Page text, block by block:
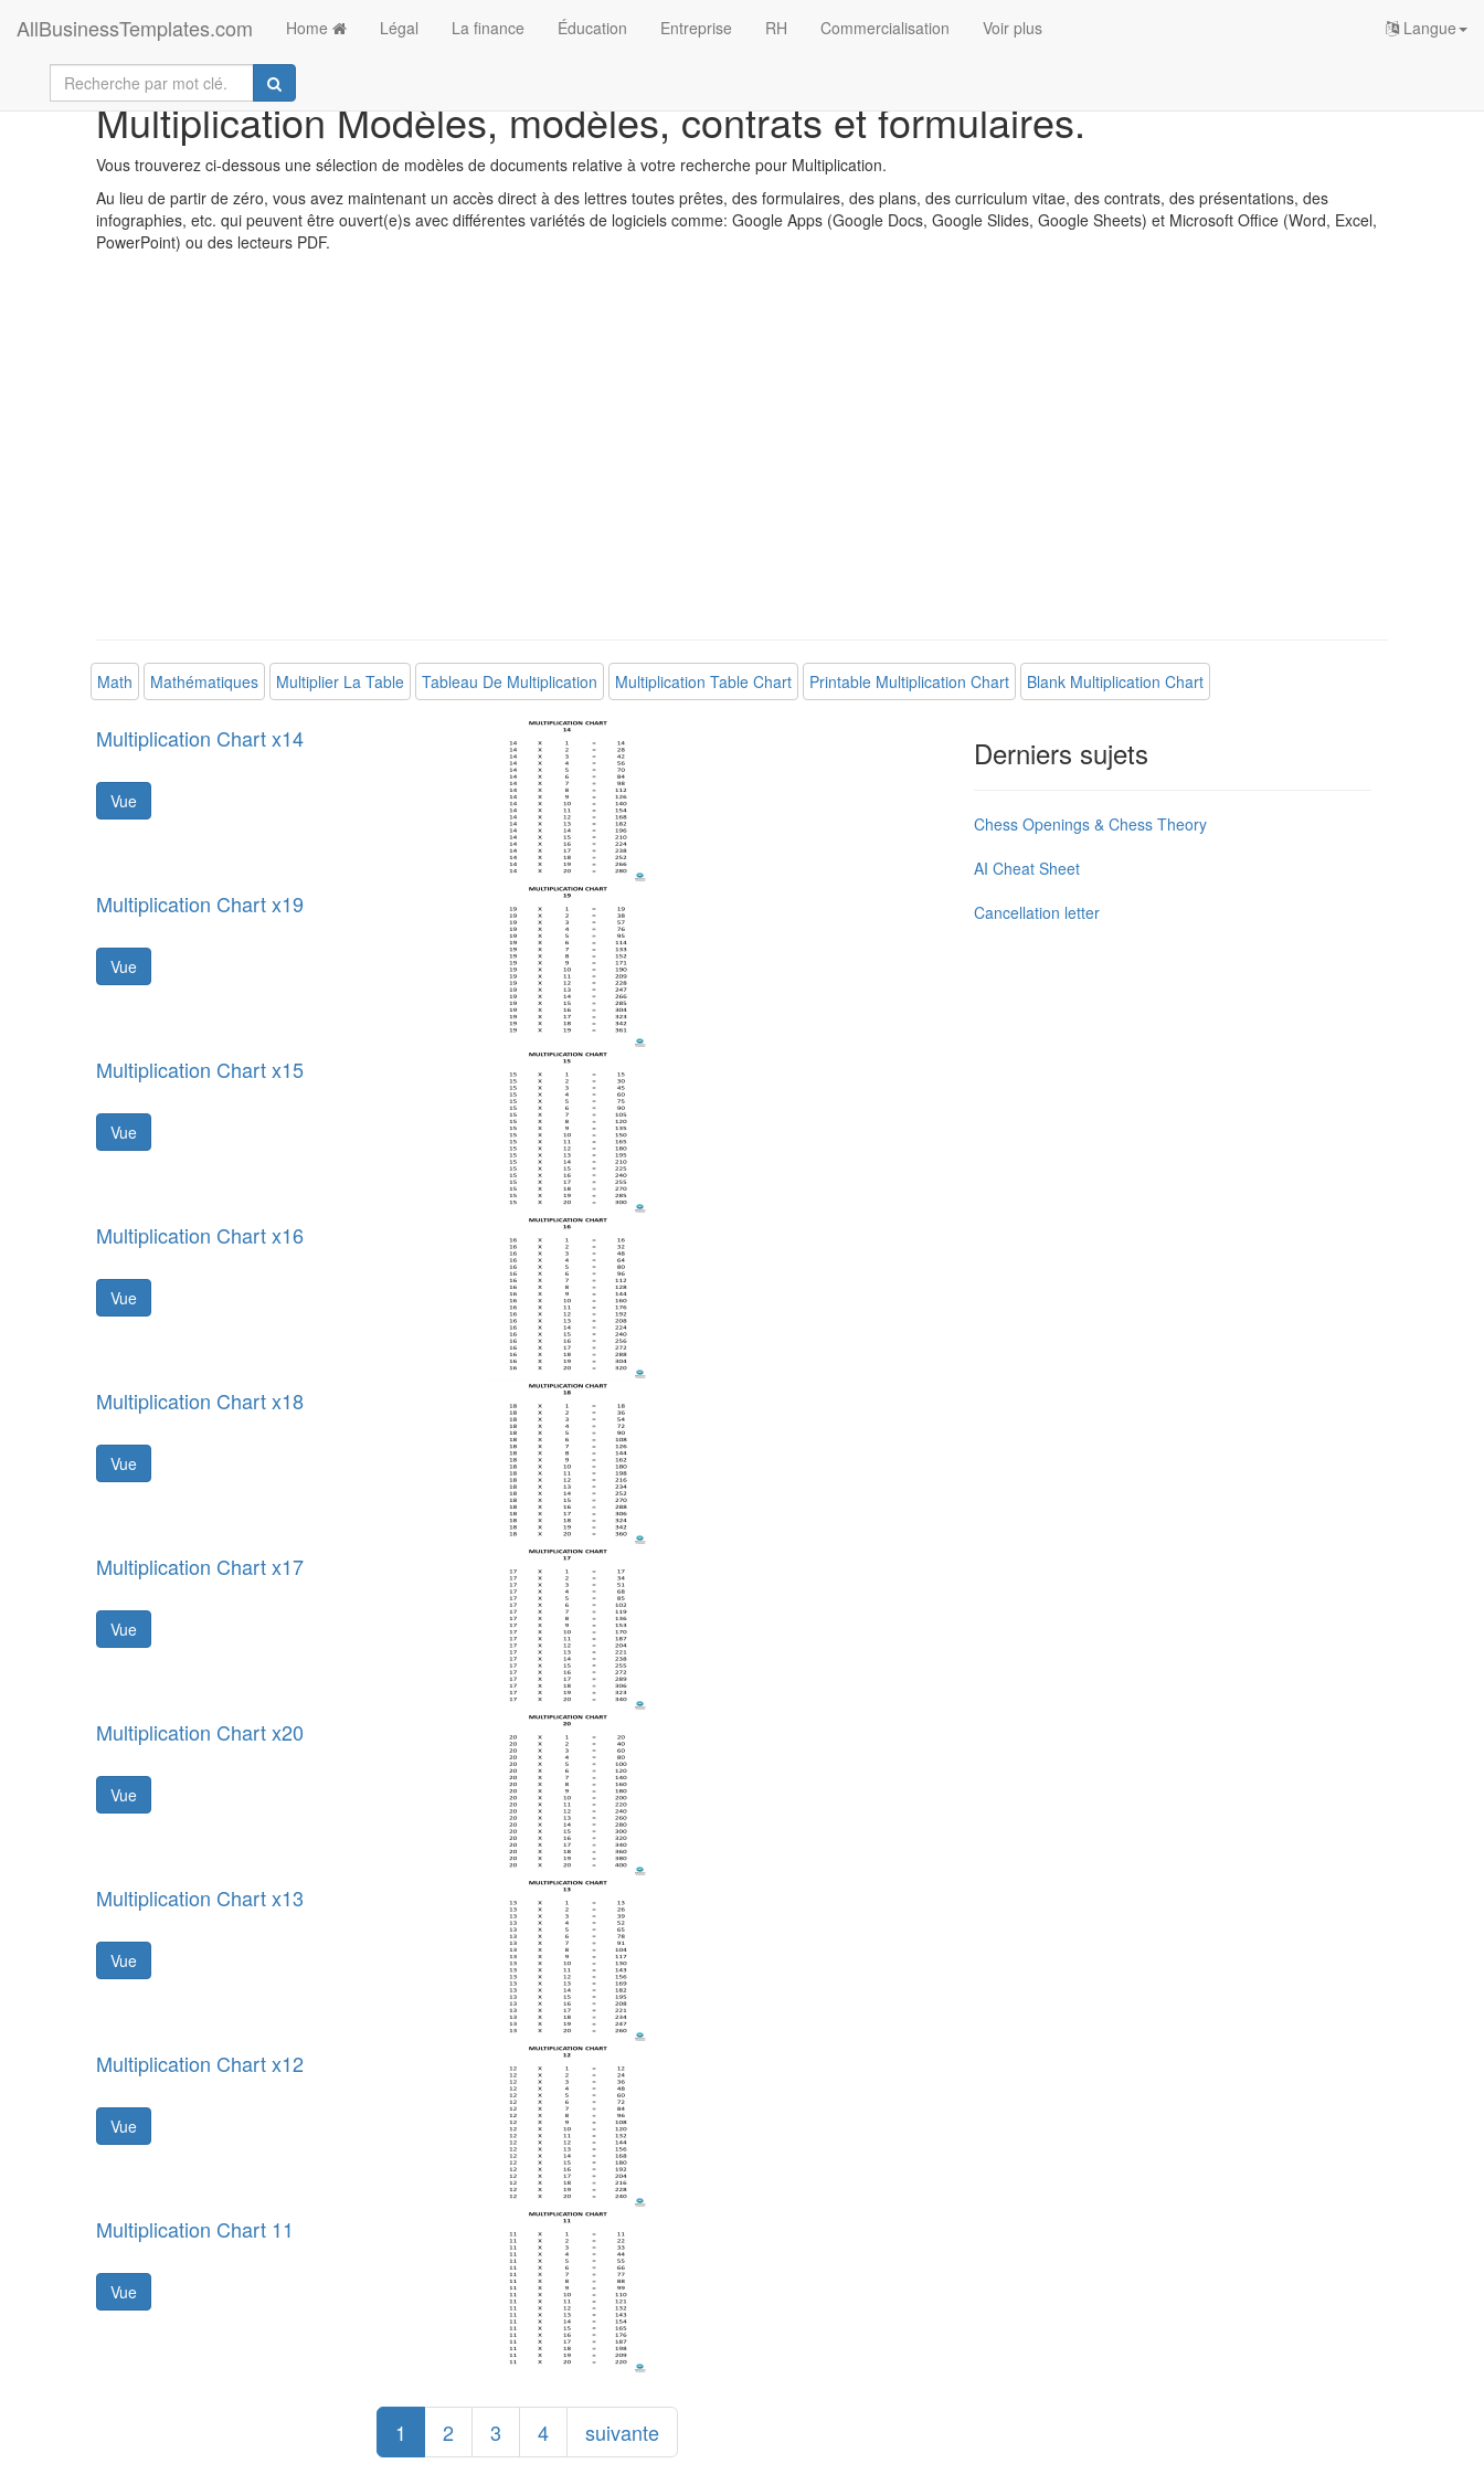
AllBusinessTemplates.com Home Légal La finance Éducation Entreprise RH Commercialisation Voir plus Langue
Multiplication Modèles, modèles, contrats et formulaires.
Vous trouverez ci-dessous une sélection de modèles de documents relative à votre recherche pour Multiplication.
Au lieu de partir de zéro, vous avez maintenant un accès direct à des lettres toutes prêtes, des formulaires, des plans, des curriculum vitae, des contrats, des présentations, des
infographies, etc. qui peuvent être ouvert(e)s avec différentes variétés de logiciels comme: Google Apps (Google Docs, Google Slides, Google Sheets) et Microsoft Office (Word, Excel,
PowerPoint) ou des lecteurs PDF.
Math Mathématiques Multiplier La Table Tableau De Multiplication Multiplication Table Chart Printable Multiplication Chart Blank Multiplication Chart
Multiplication Chart x14
Vue
Multiplication Chart x19
Vue
Multiplication Chart x15
Vue
Multiplication Chart x16
Vue
Multiplication Chart x18
Vue
Multiplication Chart x17
Vue
Multiplication Chart x20
Vue
Multiplication Chart x13
Vue
Multiplication Chart x12
Vue
Multiplication Chart 11
Vue
1 2 3 4 suivante
Derniers sujets
Chess Openings & Chess Theory
AI Cheat Sheet
Cancellation letter